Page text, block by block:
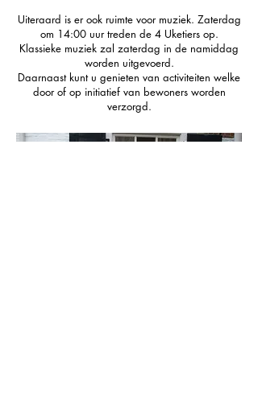
Uiteraard is er ook ruimte voor muziek. Zaterdag
om 14:00 uur treden de 4 Uketiers op.
Klassieke muziek zal zaterdag in de namiddag
worden uitgevoerd.
Daarnaast kunt u genieten van activiteiten welke
door of op initiatief van bewoners worden
verzorgd.